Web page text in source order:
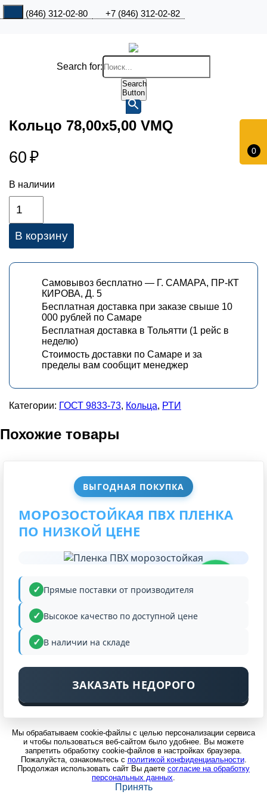
+7 (846) 312-02-80 +7 (846) 312-02-82
0
Search for:
Search
Button
ВЫГОДНАЯ ПОКУПКА
МОРОЗОСТОЙКАЯ ПВХ ПЛЕНКА
ПО НИЗКОЙ ЦЕНЕ
Прямые поставки от производителя
Высокое качество по доступной цене
В наличии на складе
ЗАКАЗАТЬ НЕДОРОГО
Кольцо 78,00х5,00 VMQ
60 ₽
В наличии
В корзину
Самовывоз бесплатно — Г. САМАРА, ПР-КТ
КИРОВА, Д. 5
Бесплатная доставка при заказе свыше 10
000 рублей по Самаре
Бесплатная доставка в Тольятти (1 рейс в
неделю)
Стоимость доставки по Самаре и за
пределы вам сообщит менеджер
Категории: ГОСТ 9833-73, Кольца, РТИ
Похожие товары
Мы обрабатываем cookie-файлы с целью персонализации сервиса
и чтобы пользоваться веб-сайтом было удобнее. Вы можете
запретить обработку cookie-файлов в настройках браузера.
Пожалуйста, ознакомьтесь с политикой конфиденциальности.
Продолжая использовать сайт Вы даете согласие на обработку
персональных данных.
Принять